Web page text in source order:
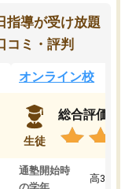
指導が受け放題
コミ・評判
オンライン校
生徒
総合評価
通塾開始時
高3